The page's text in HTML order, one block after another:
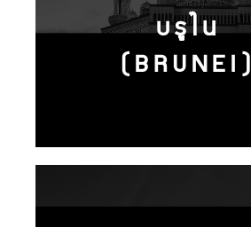
บรูไน
(BRUNEI)